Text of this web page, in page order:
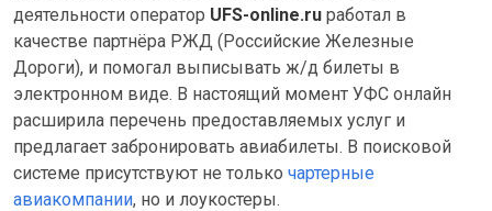
деятельности оператор UFS-online.ru работал в
качестве партнёра РЖД (Российские Железные
Дороги), и помогал выписывать ж/д билеты в
электронном виде. В настоящий момент УФС онлайн
расширила перечень предоставляемых услуг и
предлагает забронировать авиабилеты. В поисковой
системе присутствуют не только чартерные
авиакомпании, но и лоукостеры.